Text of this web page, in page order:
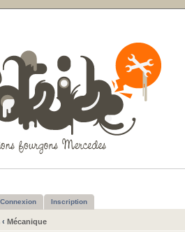
Connexion Inscription
‹ Mécanique